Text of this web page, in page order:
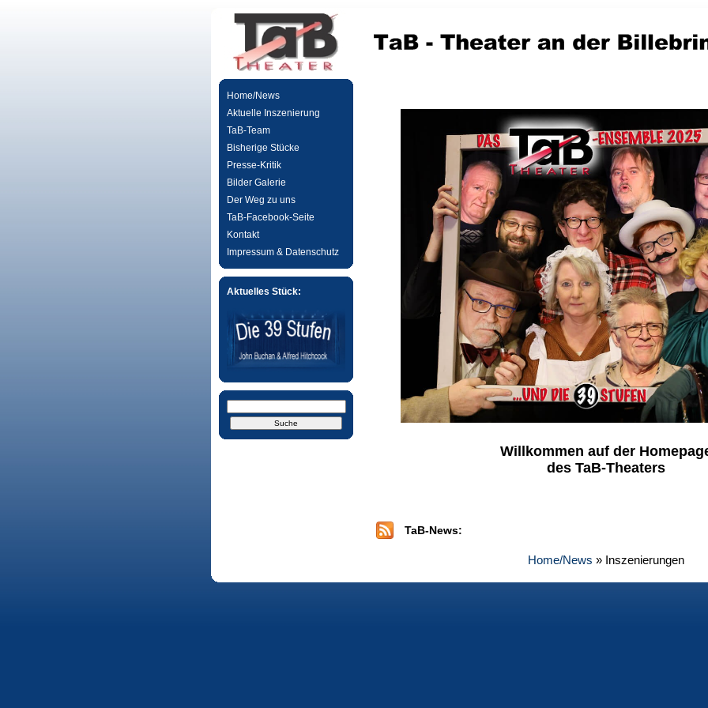
Home/News
Aktuelle Inszenierung
TaB-Team
Bisherige Stücke
Presse-Kritik
Bilder Galerie
Der Weg zu uns
TaB-Facebook-Seite
Kontakt
Impressum & Datenschutz
Aktuelles Stück:
Willkommen auf der
des TaB-Theaters
TaB-News:
Home/News » Inszenierungen